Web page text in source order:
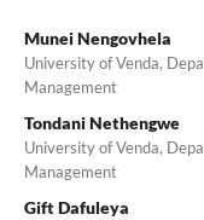
Munei Nengovhela
University of Venda,
Management
Tondani Nethengwe
University of Venda,
Management
Gift Dafuleya